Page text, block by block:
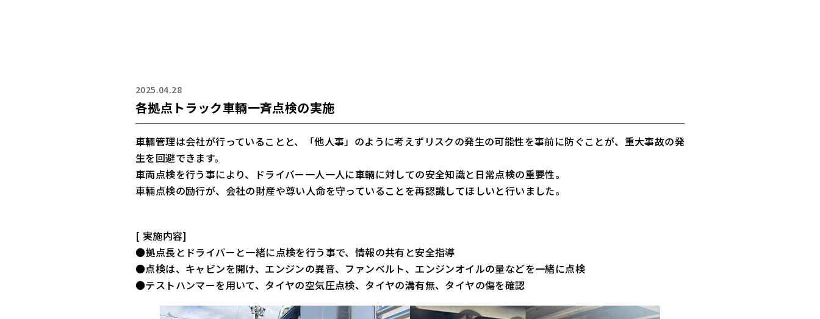
2025.04.28
各拠点トラック車輛一斉点検の実施
車輛管理は会社が行っていることと、「他人事」のように考えずリスクの発生の可能性を事前に防ぐことが、重大事故の発
生を回避できます。
車両点検を行う事により、ドライバー一人一人に車輛に対しての安全知識と日常点検の重要性。
車輛点検の励行が、会社の財産や尊い人命を守っていることを再認識してほしいと行いました。
[ 実施内容]
●拠点長とドライバーと一緒に点検を行う事で、情報の共有と安全指導
●点検は、キャビンを開け、エンジンの異音、ファンベルト、エンジンオイルの量などを一緒に点検
●テストハンマーを用いて、タイヤの空気圧点検、タイヤの溝有無、タイヤの傷を確認